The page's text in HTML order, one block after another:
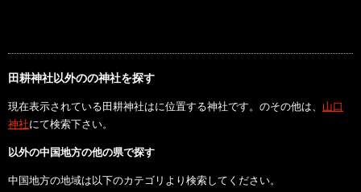
田耕神社以外のの神社を探す
現在表示されている田耕神社はに位置する神社です。のその他は、 山口
神社にて検索下さい。
以外の中国地方の他の県で探す
中国地方の地域は以下のカテゴリより検索してください。